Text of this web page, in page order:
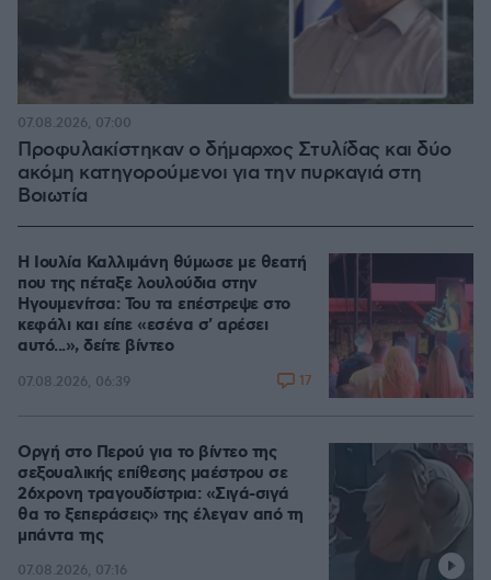
Προφυλακίστηκαν ο δήμαρχος Στυλίδας και δύο
ακόμη κατηγορούμενοι για την πυρκαγιά στη
Βοιωτία
07.08.2026, 07:00
Η Ιουλία Καλλιμάνη θύμωσε με θεατή
που της πέταξε λουλούδια στην
Ηγουμενίτσα: Του τα επέστρεψε στο
κεφάλι και είπε «εσένα σ' αρέσει
αυτό...», δείτε βίντεο
07.08.2026, 06:39 17
Οργή στο Περού για το βίντεο της
σεξουαλικής επίθεσης μαέστρου σε
26χρονη τραγουδίστρια: «Σιγά-σιγά
θα το ξεπεράσεις» της έλεγαν από τη
μπάντα της
07.08.2026, 07:16